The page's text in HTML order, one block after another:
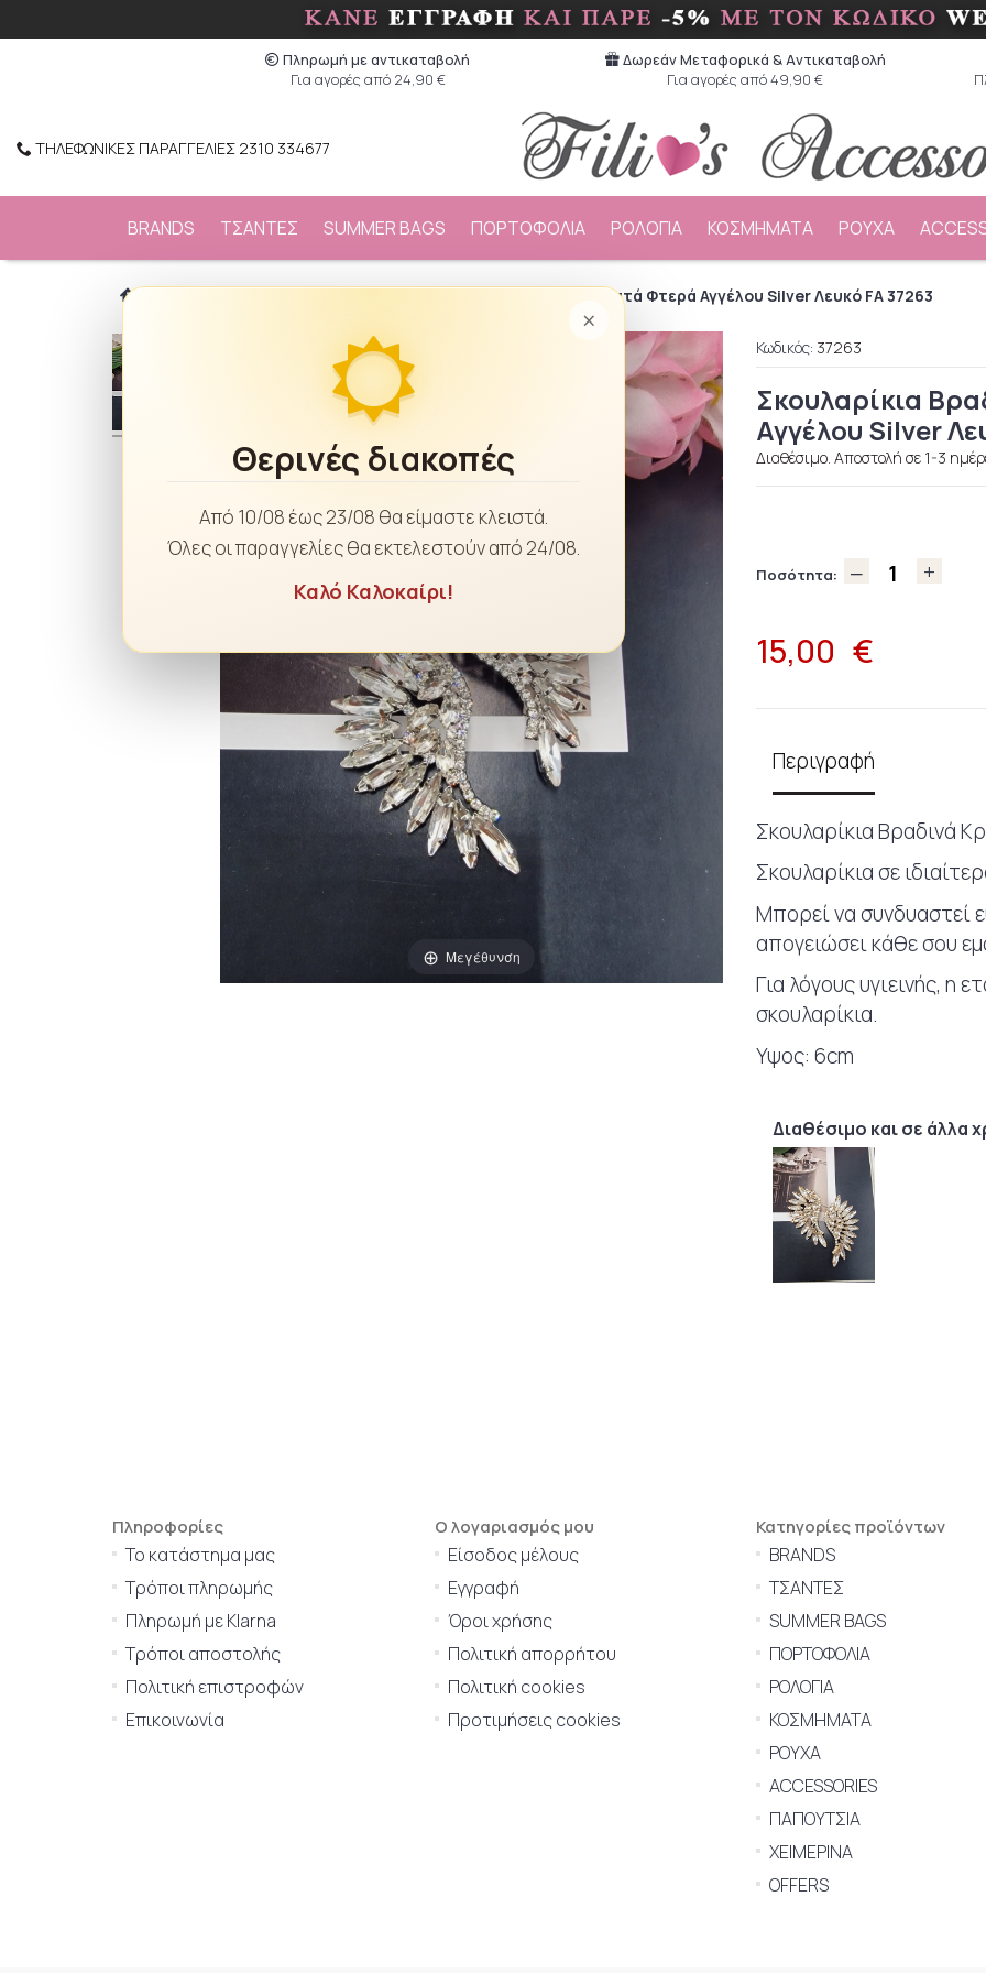
Πληρωμή με αντικαταβολή
Για αγορές από 24,90 €
Δωρεάν Μεταφορικά & Aντικαταβολή
Για αγορές από 49,90 €
ΤΗΛΕΦΩΝΙΚΕΣ ΠΑΡΑΓΓΕΛΙΕΣ 2310 334677
BRANDS ΤΣΑΝΤΕΣ SUMMER BAGS ΠΟΡΤΟΦΟΛΙΑ ΡΟΛΟΓΙΑ ΚΟΣΜΗΜΑΤΑ ΡΟΥΧΑ
×
Θερινές διακοπές
Από 10/08 έως 23/08 θα είμαστε κλειστά.
Όλες οι παραγγελίες θα εκτελεστούν από 24/08.
Καλό Καλοκαίρι!
ΚΟΣΜΗΜΑΤΑ / Σκουλαρίκια / Σκουλαρίκια Βραδινά Κρεμαστά Φτερά Αγγέλου Silver Λευκό FA 37263
Μεγέθυνση
Κωδικός: 37263
Σκουλαρίκια
Αγγέλου Silver
Διαθέσιμο. Αποστολή σε 1-3
Ποσότητα:
15,00 €
Περιγραφή
Σκουλαρίκια Βραδινά
Σκουλαρίκια σε
Μπορεί να συνδυαστεί
απογειώσει κάθε σου
Για λόγους υγιεινής, η
σκουλαρίκια.
Υψος: 6cm
Διαθέσιμο και σε άλλα
Πληροφορίες
Το κατάστημα μας
Τρόποι πληρωμής
Πληρωμή με Klarna
Τρόποι αποστολής
Πολιτική επιστροφών
Επικοινωνία
Ο λογαριασμός μου
Είσοδος μέλους
Εγγραφή
Όροι χρήσης
Πολιτική απορρήτου
Πολιτική cookies
Προτιμήσεις cookies
Κατηγορίες προϊόντων
BRANDS
ΤΣΑΝΤΕΣ
SUMMER BAGS
ΠΟΡΤΟΦΟΛΙΑ
ΡΟΛΟΓΙΑ
ΚΟΣΜΗΜΑΤΑ
ΡΟΥΧΑ
ACCESSORIES
ΠΑΠΟΥΤΣΙΑ
ΧΕΙΜΕΡΙΝΑ
OFFERS